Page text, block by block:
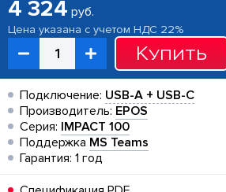
4 324 руб.
Цена указана с учетом НДС 22%
Купить
Подключение: USB-A + USB-C
Производитель: EPOS
Серия: IMPACT 100
Поддержка MS Teams
Гарантия: 1 год